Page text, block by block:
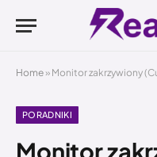
Home » Monitor zakrzywiony
PORADNIKI
Monitor